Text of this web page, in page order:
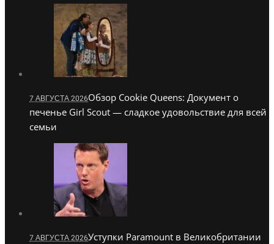
7 АВГУСТА 2026Обзор Cookie Queens: Документ о
печенье Girl Scout — сладкое удовольствие для всей
семьи
7 АВГУСТА 2026Уступки Paramount в Великобритании